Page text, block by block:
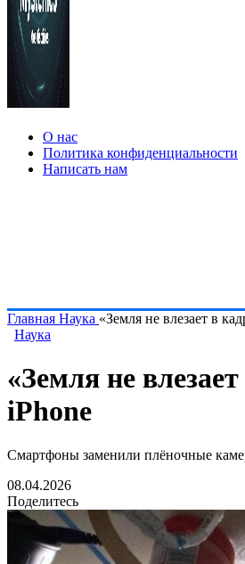
О нас
Политика конфиденциальности
Написать нам
Главная Наука «Земля не влезает в
Наука
«Земля не
iPhone
Смартфоны заменили плёночные
08.04.2026
Поделитесь